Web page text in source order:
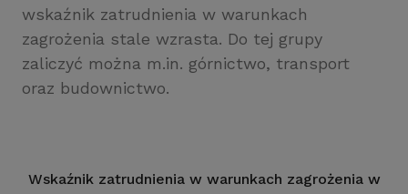
wskaźnik zatrudnienia w warunkach
zagrożenia stale wzrasta. Do tej grupy
zaliczyć można m.in. górnictwo, transport
oraz budownictwo.
Wskaźnik zatrudnienia w warunkach zagrożenia w